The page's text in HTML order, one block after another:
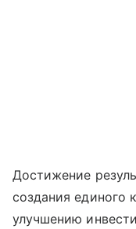
Достижение
создания единого
улучшению